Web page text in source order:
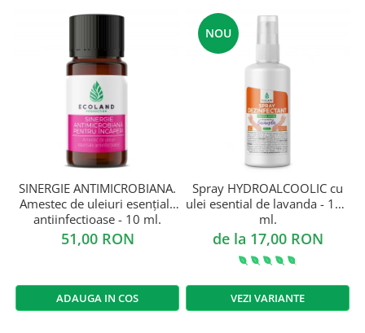
SINERGIE ANTIMICROBIANA.
Amestec de uleiuri esențiale
antiinfectioase - 10 ml.
51,00 RON
ADAUGA IN COS
NOU
Spray HYDROALCOOLIC cu
ulei esential de lavanda - 100
ml.
de la 17,00 RON
VEZI VARIANTE